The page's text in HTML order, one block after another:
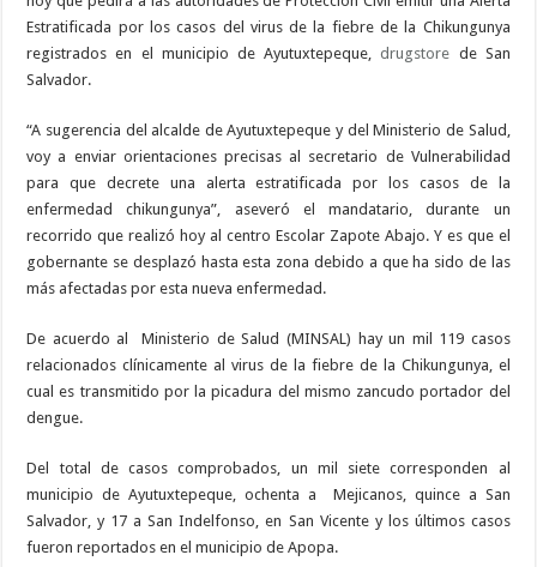
Estratificada por los casos del virus de la fiebre de la Chikungunya
registrados en el municipio de Ayutuxtepeque, drugstore de San
Salvador.
“A sugerencia del alcalde de Ayutuxtepeque y del Ministerio de Salud,
voy a enviar orientaciones precisas al secretario de Vulnerabilidad
para que decrete una alerta estratificada por los casos de la
enfermedad chikungunya”, aseveró el mandatario, durante un
recorrido que realizó hoy al centro Escolar Zapote Abajo. Y es que el
gobernante se desplazó hasta esta zona debido a que ha sido de las
más afectadas por esta nueva enfermedad.
De acuerdo al Ministerio de Salud (MINSAL) hay un mil 119 casos
relacionados clínicamente al virus de la fiebre de la Chikungunya, el
cual es transmitido por la picadura del mismo zancudo portador del
dengue.
Del total de casos comprobados, un mil siete corresponden al
municipio de Ayutuxtepeque, ochenta a Mejicanos, quince a San
Salvador, y 17 a San Indelfonso, en San Vicente y los últimos casos
fueron reportados en el municipio de Apopa.